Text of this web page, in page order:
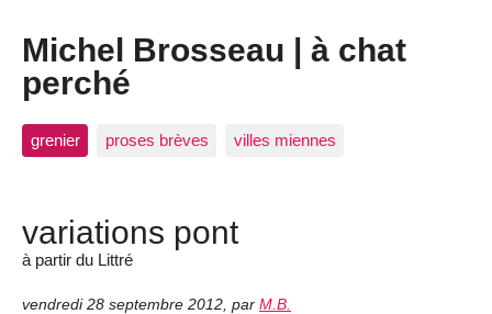
Michel Brosseau | à chat
perché
grenier proses brèves villes miennes
variations pont
à partir du Littré
vendredi 28 septembre 2012, par M.B.